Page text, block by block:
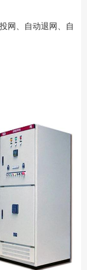
。
网、自动退网、自